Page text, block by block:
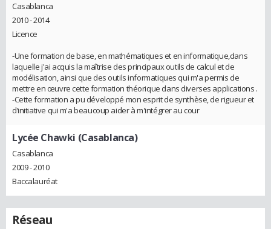
Casablanca
2010 - 2014
Licence
-Une formation de base, en mathématiques et en informatique,dans
laquelle j'ai acquis la maîtrise des principaux outils de calcul et de
modélisation, ainsi que des outils informatiques qui m'a permis de
mettre en œuvre cette formation théorique dans diverses applications .
-Cette formation a pu développé mon esprit de synthèse, de rigueur et
d’initiative qui m'a beaucoup aider à m'intégrer au cour
Lycée Chawki (Casablanca)
Casablanca
2009 - 2010
Baccalauréat
Réseau